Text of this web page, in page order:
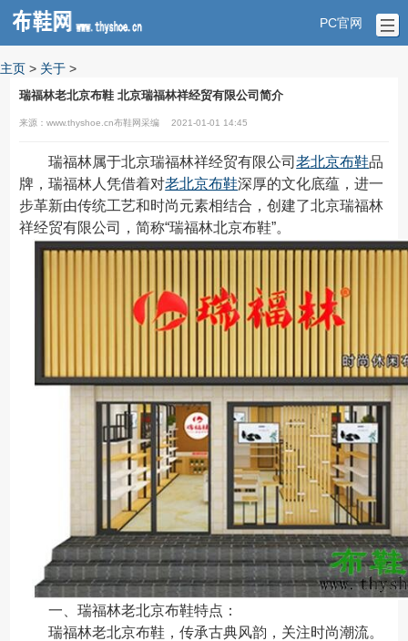
PC官网
主页 > 关于 >
瑞福林老北京布鞋 北京瑞福林祥经贸有限公司简介
来源：www.thyshoe.cn布鞋网采编 2021-01-01 14:45
瑞福林属于北京瑞福林祥经贸有限公司老北京布鞋品
牌，瑞福林人凭借着对老北京布鞋深厚的文化底蕴，进一
步革新由传统工艺和时尚元素相结合，创建了北京瑞福林
祥经贸有限公司，简称“瑞福林北京布鞋”。
一、瑞福林老北京布鞋特点：
瑞福林老北京布鞋，传承古典风韵，关注时尚潮流。